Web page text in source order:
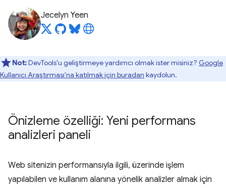
Jecelyn Yeen
Not:DevTools'u geliştirmeye yardımcı olmak ister misiniz? Google
Kullanıcı Araştırması'na katılmak için buradan kaydolun.
Önizleme özelliği: Yeni performans
analizleri paneli
Web sitenizin performansıyla ilgili, üzerinde işlem
yapılabilen ve kullanım alanına yönelik analizler almak için